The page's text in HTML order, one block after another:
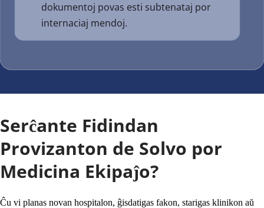
dokumentoj povas esti subtenataj por
internaciaj mendoj.
Serĉante Fidindan
Provizanton de Solvo por
Medicina Ekipaĵo?
Ĉu vi planas novan hospitalon, ĝisdatigas fakon, starigas klinikon aŭ